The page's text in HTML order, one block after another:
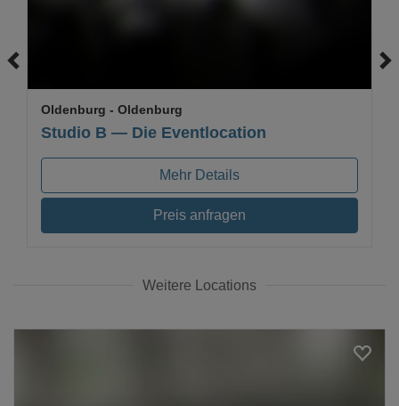
Studio B — Die Eventlocation
Oldenburg - Oldenburg
Mehr Details
Preis anfragen
Weitere Locations